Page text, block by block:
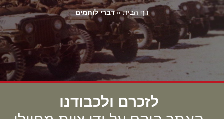
דף הבית»דברי לוחמים
לזכרם ולכבודנו